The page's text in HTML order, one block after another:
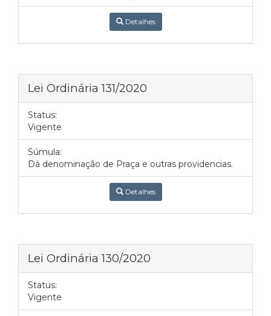
Detalhes
Lei Ordinária 131/2020
Status:
Vigente
Súmula:
Dá denominação de Praça e outras providencias.
Detalhes
Lei Ordinária 130/2020
Status:
Vigente